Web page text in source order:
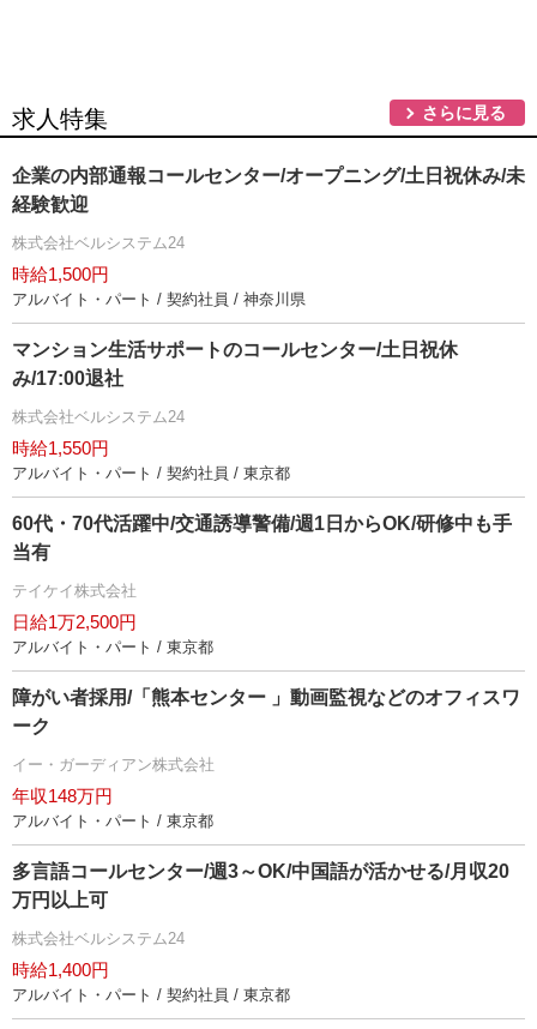
求人特集 さらに見る
企業の内部通報コールセンター/オープニング/土日祝休み/未
経験歓迎
株式会社ベルシステム24
時給1,500円
アルバイト・パート / 契約社員 / 神奈川県
マンション生活サポートのコールセンター/土日祝休
み/17:00退社
株式会社ベルシステム24
時給1,550円
アルバイト・パート / 契約社員 / 東京都
60代・70代活躍中/交通誘導警備/週1日からOK/研修中も手
当有
テイケイ株式会社
日給1万2,500円
アルバイト・パート / 東京都
障がい者採用/「熊本センター 」動画監視などのオフィスワ
ーク
イー・ガーディアン株式会社
年収148万円
アルバイト・パート / 東京都
多言語コールセンター/週3～OK/中国語が活かせる/月収20
万円以上可
株式会社ベルシステム24
時給1,400円
アルバイト・パート / 契約社員 / 東京都